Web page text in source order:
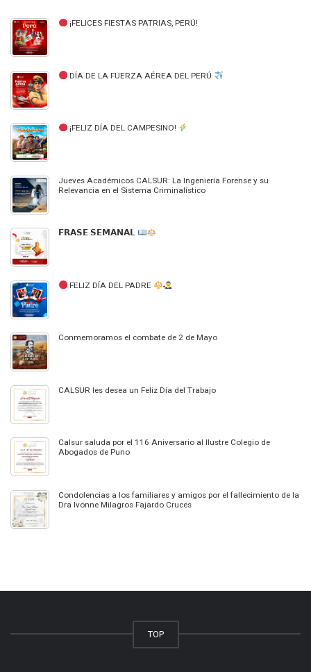
¡FELICES FIESTAS PATRIAS, PERÚ!
DÍA DE LA FUERZA AÉREA DEL PERÚ
¡FELIZ DÍA DEL CAMPESINO!
Jueves Académicos CALSUR: La Ingeniería Forense y su
Relevancia en el Sistema Criminalístico
𝗙𝗥𝗔𝗦𝗘 𝗦𝗘𝗠𝗔𝗡𝗔𝗟
FELIZ DÍA DEL PADRE
Conmemoramos el combate de 2 de Mayo
CALSUR les desea un Feliz Día del Trabajo
Calsur saluda por el 116 Aniversario al Ilustre Colegio de
Abogados de Puno
Condolencias a los familiares y amigos por el fallecimiento de la
Dra Ivonne Milagros Fajardo Cruces
TOP